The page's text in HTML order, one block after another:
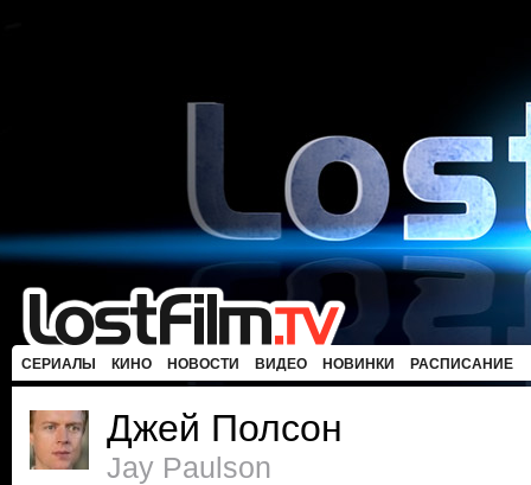
СЕРИАЛЫ КИНО НОВОСТИ ВИДЕО НОВИНКИ РАСПИСАНИЕ
Джей Полсон
Jay Paulson